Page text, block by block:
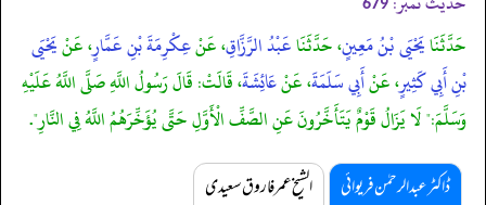
679
حَدَّثَنَايَحْيَى بْنُ مَعِينٍ، حَدَّثَنَاعَبْدُ الرَّزَّاقِ، عَنْعِكْرِمَةَ بْنِ عَمَّارٍ، عَنْيَحْيَى
بْنِ أَبِي كَثِيرٍ، عَنْأَبِي سَلَمَةَ، عَنْعَائِشَةَ، قَالَتْ: قَالَ رَسُولُ اللَّهِ صَلَّى اللَّهُ عَلَيْهِ
وَسَلَّمَ:" لَا يَزَالُ قَوْمٌ يَتَأَخَّرُونَ عَنِ الصَّفِّ الْأَوَّلِ حَتَّى يُؤَخِّرَهُمُ اللَّهُ فِي النَّارِ".
ڈاکٹر عبدالرحمٰن فریوائی الشیخ عمر فاروق سعیدی